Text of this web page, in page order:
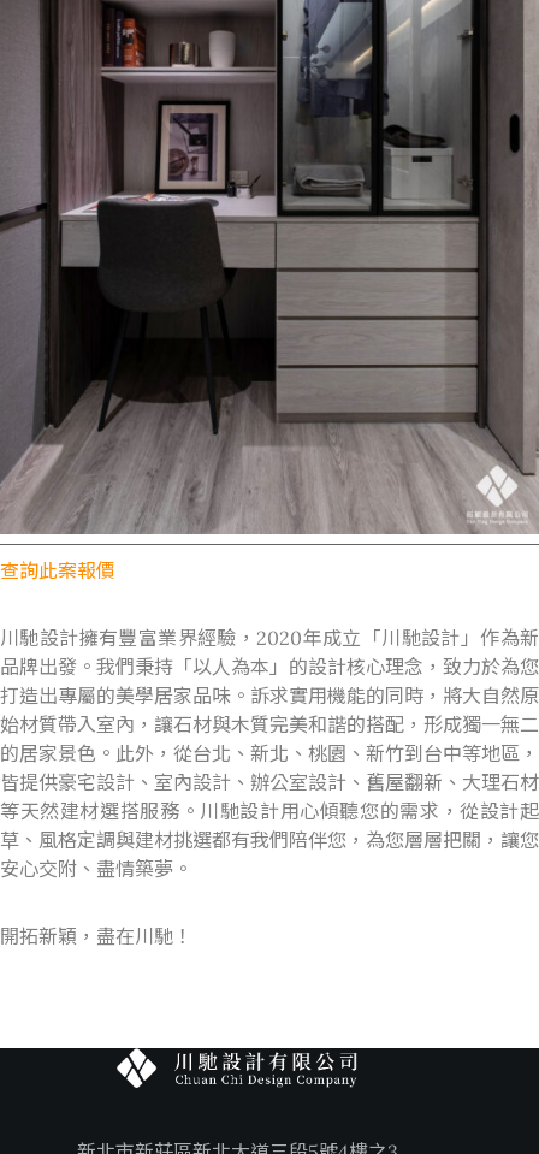
查詢此案報價
川馳設計擁有豐富業界經驗， 2020年成立「川馳設計」作為新
品牌出發。我們秉持「以人為本」的設計核心理念，致力於為您
打造出專屬的美學居家品味。訴求實用機能的同時，將大自然原
始材質帶入室內，讓石材與木質完美和諧的搭配，形成獨一無二
的居家景色。此外，從台北、新北、桃園、新竹到台中等地區，
皆提供豪宅設計、室內設計、辦公室設計、舊屋翻新、大理石材
等天然建材選搭服務。川馳設計用心傾聽您的需求，從設計起
草、風格定調與建材挑選都有我們陪伴您，為您層層把關，讓您
安心交附、盡情築夢。
開拓新穎，盡在川馳！